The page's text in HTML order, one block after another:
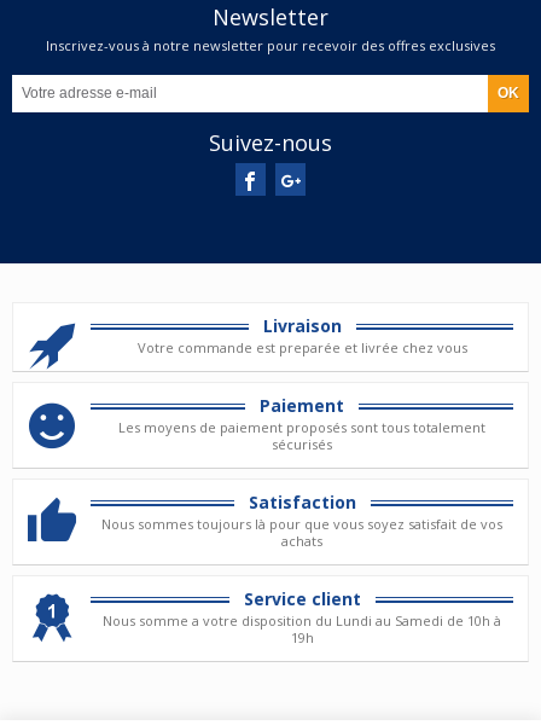
Newsletter
Inscrivez-vous à notre newsletter pour recevoir des offres exclusives
Suivez-nous
Livraison
Votre commande est preparée et livrée chez vous
Paiement
Les moyens de paiement proposés sont tous totalement
sécurisés
Satisfaction
Nous sommes toujours là pour que vous soyez satisfait de vos
achats
Service client
Nous somme a votre disposition du Lundi au Samedi de 10h à
19h